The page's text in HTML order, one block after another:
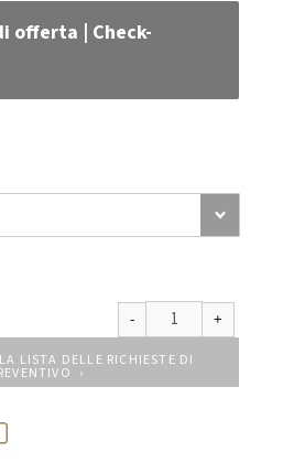
offerta | Check-
LISTA DELLE RICHIESTE DI